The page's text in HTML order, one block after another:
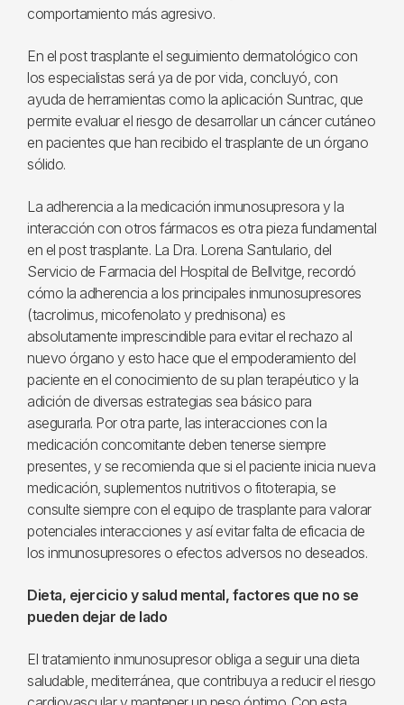
comportamiento más agresivo.
En el post trasplante el seguimiento dermatológico con
los especialistas será ya de por vida, concluyó, con
ayuda de herramientas como la aplicación Suntrac, que
permite evaluar el riesgo de desarrollar un cáncer cutáneo
en pacientes que han recibido el trasplante de un órgano
sólido.
La adherencia a la medicación inmunosupresora y la
interacción con otros fármacos es otra pieza fundamental
en el post trasplante. La Dra. Lorena Santulario, del
Servicio de Farmacia del Hospital de Bellvitge, recordó
cómo la adherencia a los principales inmunosupresores
(tacrolimus, micofenolato y prednisona) es
absolutamente imprescindible para evitar el rechazo al
nuevo órgano y esto hace que el empoderamiento del
paciente en el conocimiento de su plan terapéutico y la
adición de diversas estrategias sea básico para
asegurarla. Por otra parte, las interacciones con la
medicación concomitante deben tenerse siempre
presentes, y se recomienda que si el paciente inicia nueva
medicación, suplementos nutritivos o fitoterapia, se
consulte siempre con el equipo de trasplante para valorar
potenciales interacciones y así evitar falta de eficacia de
los inmunosupresores o efectos adversos no deseados.
Dieta, ejercicio y salud mental, factores que no se
pueden dejar de lado
El tratamiento inmunosupresor obliga a seguir una dieta
saludable, mediterránea, que contribuya a reducir el riesgo